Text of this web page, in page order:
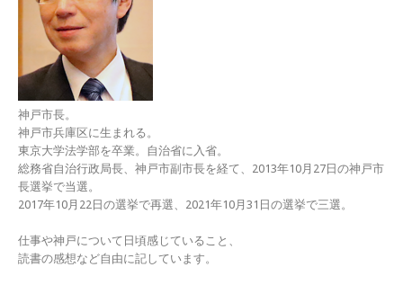
神戸市長。
神戸市兵庫区に生まれる。
東京大学法学部を卒業。自治省に入省。
総務省自治行政局長、神戸市副市長を経て、2013年10月27日の神戸市
長選挙で当選。
2017年10月22日の選挙で再選、2021年10月31日の選挙で三選。
仕事や神戸について日頃感じていること、
読書の感想など自由に記しています。